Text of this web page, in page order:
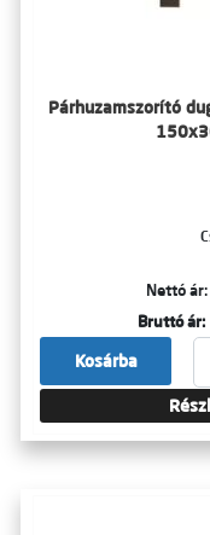
Párhuzamszorító
Nettó ár:
Bruttó ár:
Kosárba